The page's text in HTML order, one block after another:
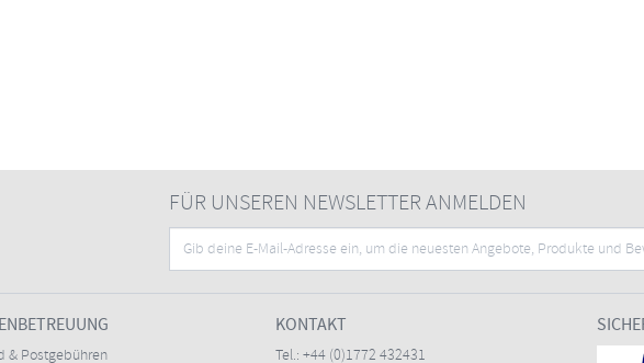
FÜR UNSEREN NEWSLETTER ANMELDEN
& Postgebühren
KONTAKT
Tel.: +44 (0)1772 432431